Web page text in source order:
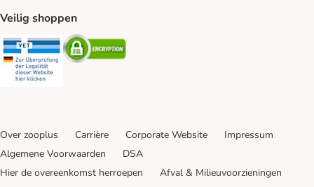
Veilig shoppen
Security Security
Over zooplus Carrière Corporate Website
Impressum
Algemene Voorwaarden
DSA
Hier de overeenkomst herroepen
Afval & Milieuvoorzieningen